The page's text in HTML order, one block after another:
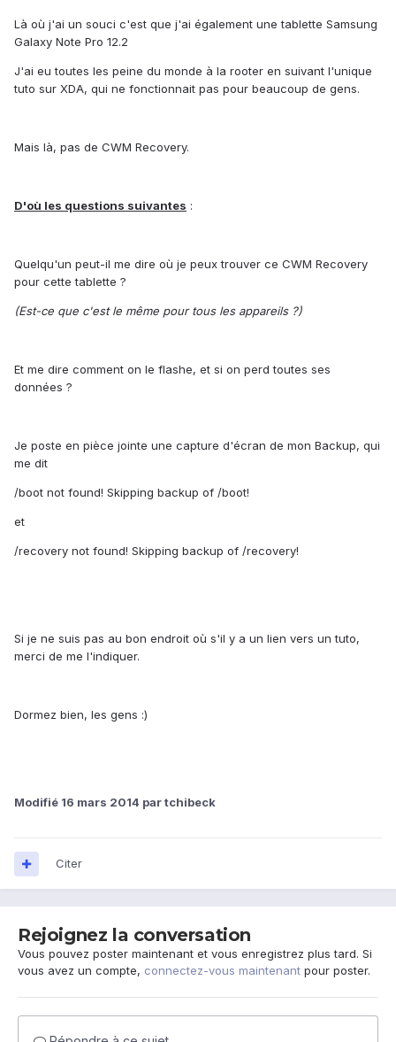
Là où j'ai un souci c'est que j'ai également une tablette Samsung
Galaxy Note Pro 12.2
J'ai eu toutes les peine du monde à la rooter en suivant l'unique
tuto sur XDA, qui ne fonctionnait pas pour beaucoup de gens.
Mais là, pas de CWM Recovery.
D'où les questions suivantes :
Quelqu'un peut-il me dire où je peux trouver ce CWM Recovery
pour cette tablette ?
(Est-ce que c'est le même pour tous les appareils ?)
Et me dire comment on le flashe, et si on perd toutes ses
données ?
Je poste en pièce jointe une capture d'écran de mon Backup, qui
me dit
/boot not found! Skipping backup of /boot!
et
/recovery not found! Skipping backup of /recovery!
Si je ne suis pas au bon endroit où s'il y a un lien vers un tuto,
merci de me l'indiquer.
Dormez bien, les gens :)
Modifié 16 mars 2014 par tchibeck
Citer
Rejoignez la conversation
Vous pouvez poster maintenant et vous enregistrez plus tard. Si
vous avez un compte, connectez-vous maintenant pour poster.